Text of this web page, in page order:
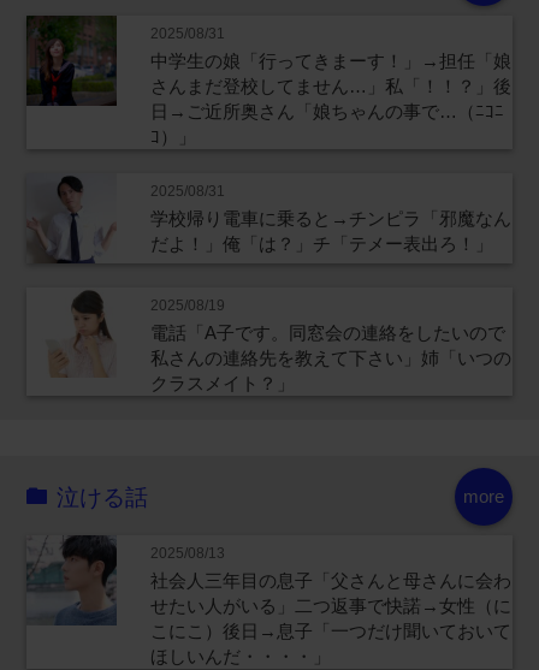
2025/08/31
中学生の娘「行ってきまーす！」→担任「娘
さんまだ登校してません…」私「！！？」後
日→ご近所奥さん「娘ちゃんの事で…（ﾆｺﾆ
ｺ）」
2025/08/31
学校帰り電車に乗ると→チンピラ「邪魔なん
だよ！」俺「は？」チ「テメー表出ろ！」
2025/08/19
電話「A子です。同窓会の連絡をしたいので
私さんの連絡先を教えて下さい」姉「いつの
クラスメイト？」
more
泣ける話
2025/08/13
社会人三年目の息子「父さんと母さんに会わ
せたい人がいる」二つ返事で快諾→女性（に
こにこ）後日→息子「一つだけ聞いておいて
ほしいんだ・・・・」